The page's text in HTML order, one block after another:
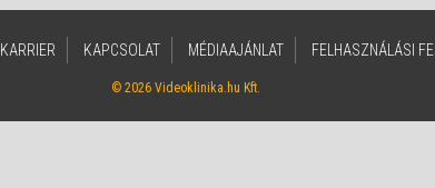
KARRIER KAPCSOLAT MÉDIAAJÁNLAT FELHASZNÁLÁSI
© 2026 Videoklinika.hu Kft.